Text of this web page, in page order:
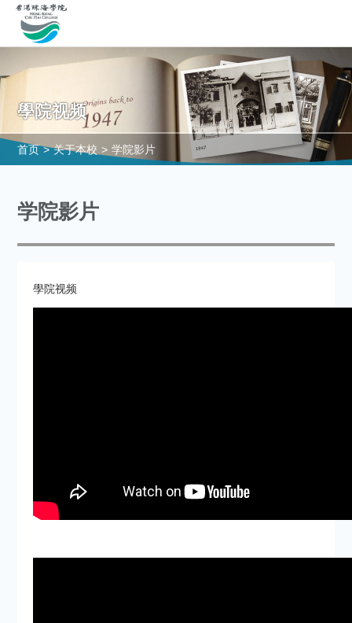
學院视频
首页 > 关于本校 > 学院影片
学院影片
學院视频